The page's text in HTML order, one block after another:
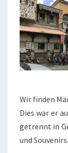
Wir finden
Dies war er
getrennt in
und Souvenirs.